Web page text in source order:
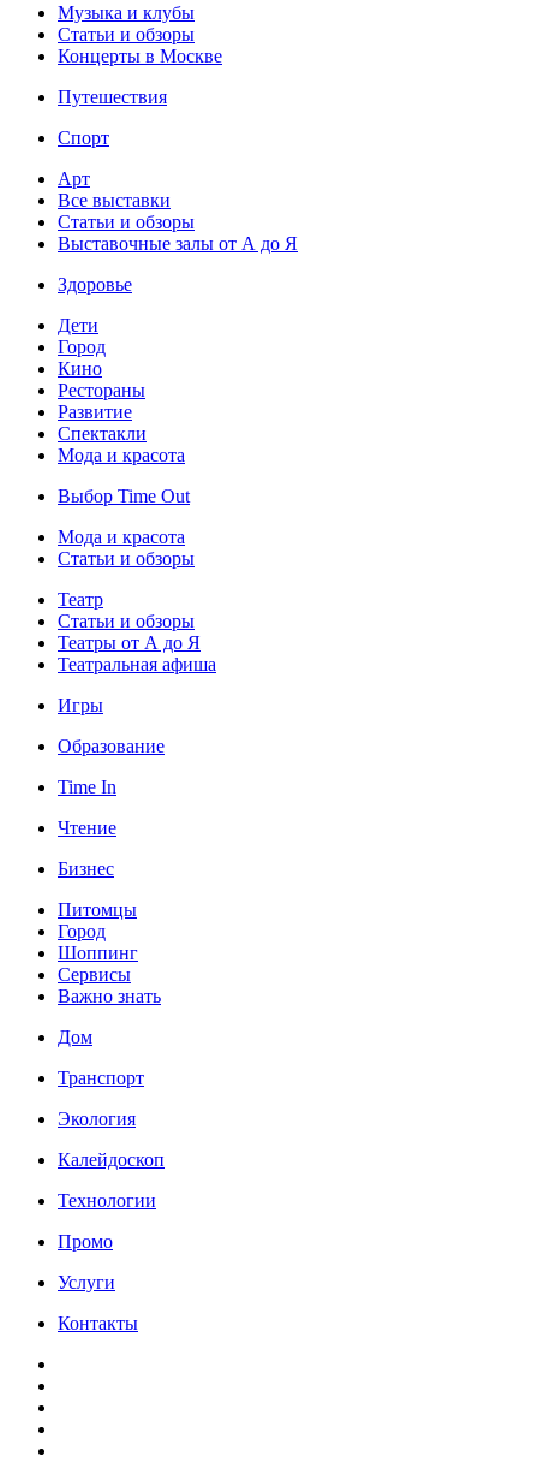
Музыка и клубы
Статьи и обзоры
Концерты в Москве
Путешествия
Спорт
Арт
Все выставки
Статьи и обзоры
Выставочные залы от А до Я
Здоровье
Дети
Город
Кино
Рестораны
Развитие
Спектакли
Мода и красота
Выбор Time Out
Мода и красота
Статьи и обзоры
Театр
Статьи и обзоры
Театры от А до Я
Театральная афиша
Игры
Образование
Time In
Чтение
Бизнес
Питомцы
Город
Шоппинг
Сервисы
Важно знать
Дом
Транспорт
Экология
Калейдоскоп
Технологии
Промо
Услуги
Контакты